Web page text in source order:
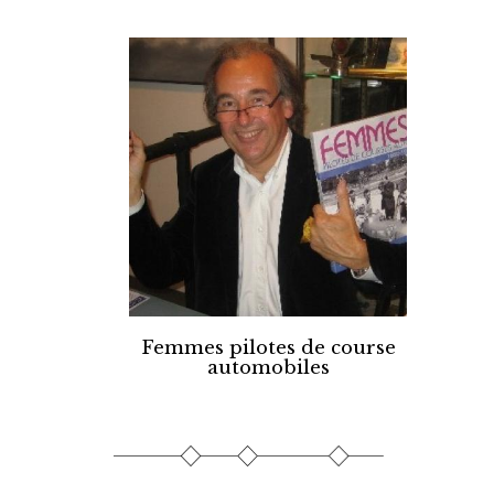
Femmes pilotes de course
automobiles